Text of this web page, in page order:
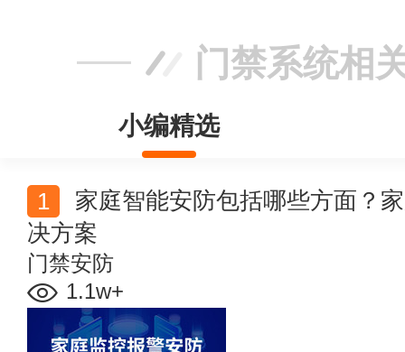
门禁系统相
小编精选
决方案
门禁安防
1.1w+